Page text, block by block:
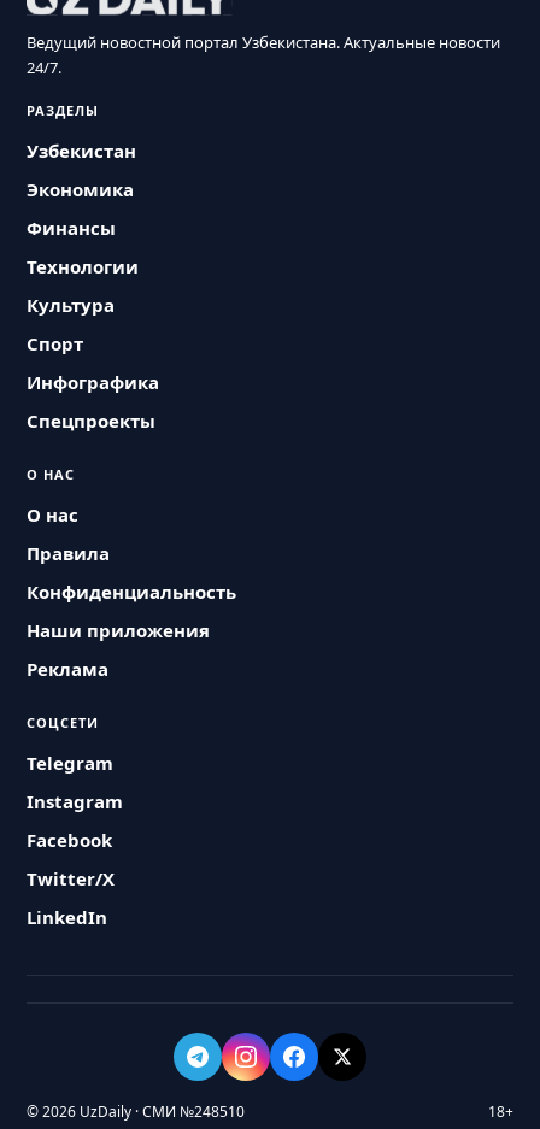
Ведущий новостной портал Узбекистана. Актуальные новости
24/7.
РАЗДЕЛЫ
Узбекистан
Экономика
Финансы
Технологии
Культура
Спорт
Инфографика
Спецпроекты
О НАС
О нас
Правила
Конфиденциальность
Наши приложения
Реклама
СОЦСЕТИ
Telegram
Instagram
Facebook
Twitter/X
LinkedIn
© 2026 UzDaily · СМИ №248510 18+